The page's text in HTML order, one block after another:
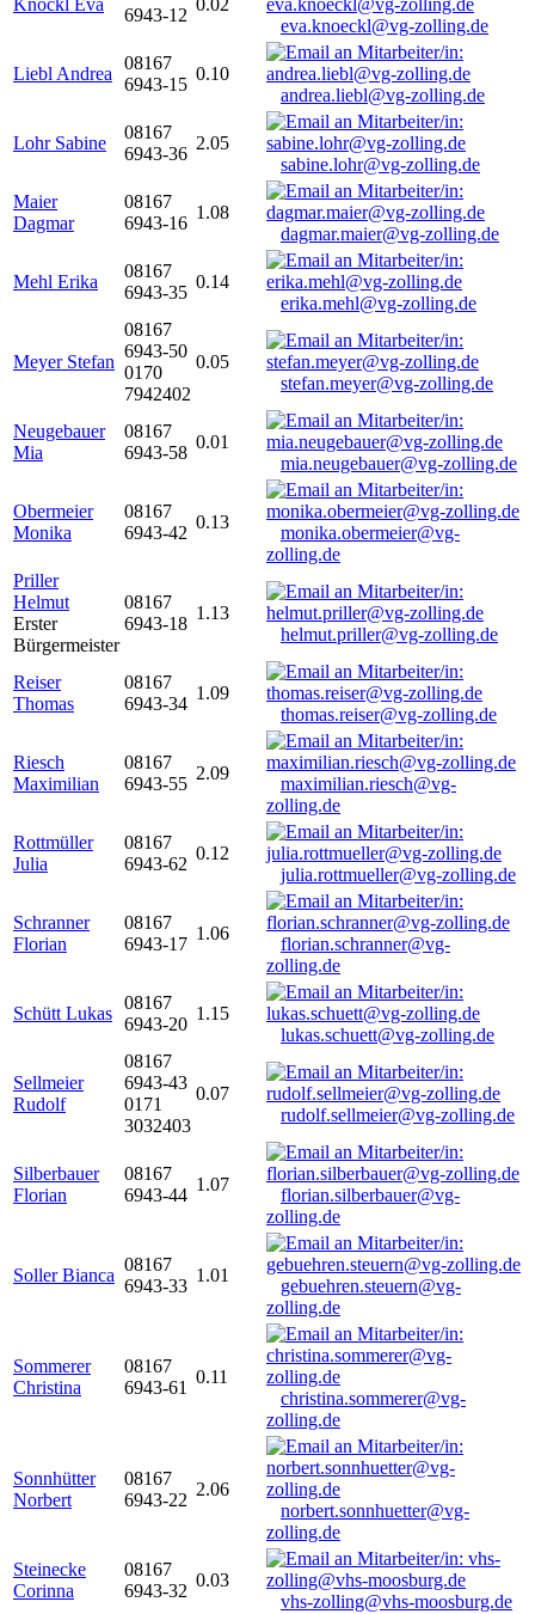
Knöckl Eva
6943-12
0.02
eva.knoeckl@vg-zolling.de
Liebl Andrea
08167
6943-15
0.10
andrea.liebl@vg-zolling.de
Lohr Sabine
08167
6943-36
2.05
sabine.lohr@vg-zolling.de
Maier
Dagmar
08167
6943-16
1.08
dagmar.maier@vg-zolling.de
Mehl Erika
08167
6943-35
0.14
erika.mehl@vg-zolling.de
Meyer Stefan
08167
6943-50
0170
7942402
0.05
stefan.meyer@vg-zolling.de
Neugebauer
Mia
08167
6943-58
0.01
mia.neugebauer@vg-zolling.de
Obermeier
Monika
08167
6943-42
0.13
monika.obermeier@vg-
zolling.de
Priller
Helmut
Erster
Bürgermeister
08167
6943-18
1.13
helmut.priller@vg-zolling.de
Reiser
Thomas
08167
6943-34
1.09
thomas.reiser@vg-zolling.de
Riesch
Maximilian
08167
6943-55
2.09
maximilian.riesch@vg-
zolling.de
Rottmüller
Julia
08167
6943-62
0.12
julia.rottmueller@vg-zolling.de
Schranner
Florian
08167
6943-17
1.06
florian.schranner@vg-
zolling.de
Schütt Lukas
08167
6943-20
1.15
lukas.schuett@vg-zolling.de
Sellmeier
Rudolf
08167
6943-43
0171
3032403
0.07
rudolf.sellmeier@vg-zolling.de
Silberbauer
Florian
08167
6943-44
1.07
florian.silberbauer@vg-
zolling.de
Soller Bianca
08167
6943-33
1.01
gebuehren.steuern@vg-
zolling.de
Sommerer
Christina
08167
6943-61
0.11
christina.sommerer@vg-
zolling.de
Sonnhütter
Norbert
08167
6943-22
2.06
norbert.sonnhuetter@vg-
zolling.de
Steinecke
Corinna
08167
6943-32
0.03
vhs-zolling@vhs-moosburg.de